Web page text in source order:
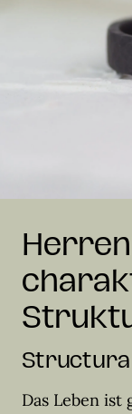
Structura
Das Leben